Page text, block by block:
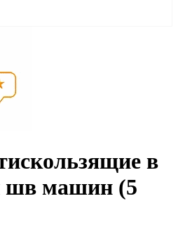
в
шв машин (5